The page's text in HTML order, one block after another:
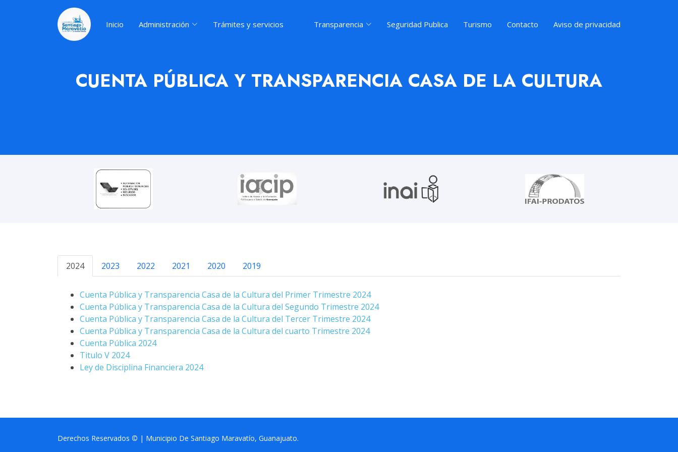
Inicio Administración Trámites y servicios Transparencia Seguridad Publica Turismo Contacto Aviso de privacidad
CUENTA PÚBLICA Y TRANSPARENCIA CASA DE LA CULTURA
2024 2023 2022 2021 2020 2019
Cuenta Pública y Transparencia Casa de la Cultura del Primer Trimestre 2024
Cuenta Pública y Transparencia Casa de la Cultura del Segundo Trimestre 2024
Cuenta Pública y Transparencia Casa de la Cultura del Tercer Trimestre 2024
Cuenta Pública y Transparencia Casa de la Cultura del cuarto Trimestre 2024
Cuenta Pública 2024
Titulo V 2024
Ley de Disciplina Financiera 2024
Derechos Reservados © | Municipio De Santiago Maravatío, Guanajuato.